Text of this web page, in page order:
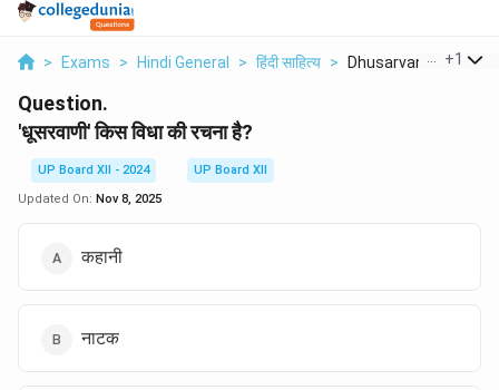
> Exams > Hindi General > हिंदी साहित्य > Dhusarvani Kis+1
Question.
'धूसरवाणी' किस विधा की रचना है?
UP Board XII - 2024
UP Board XII
Updated On: Nov 8, 2025
कहानी
नाटक